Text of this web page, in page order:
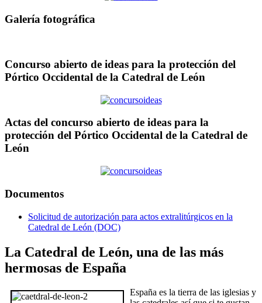
Galería fotográfica
Concurso abierto de ideas para la protección del
Pórtico Occidental de la Catedral de León
Actas del concurso abierto de ideas para la
protección del Pórtico Occidental de la Catedral de
León
Documentos
Solicitud de autorización para actos extralitúrgicos en la
Catedral de León (DOC)
La Catedral de León, una de las más
hermosas de España
España es la tierra de las iglesias y